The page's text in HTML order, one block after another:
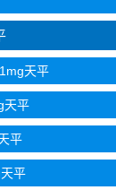
天平
天平
平
平